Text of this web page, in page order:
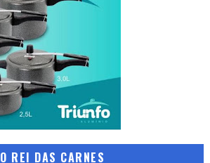
O REI DAS CARNES